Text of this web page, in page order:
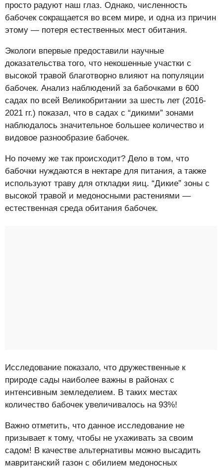
просто радуют наш глаз. Однако, численность
бабочек сокращается во всем мире, и одна из причин
этому — потеря естественных мест обитания.
Экологи впервые предоставили научные
доказательства того, что некошенные участки с
высокой травой благотворно влияют на популяции
бабочек. Анализ наблюдений за бабочками в 600
садах по всей Великобритании за шесть лет (2016-
2021 гг.) показал, что в садах с “дикими” зонами
наблюдалось значительное большее количество и
видовое разнообразие бабочек.
Но почему же так происходит? Дело в том, что
бабочки нуждаются в нектаре для питания, а также
используют траву для откладки яиц. “Дикие” зоны с
высокой травой и медоносными растениями —
естественная среда обитания бабочек.
Исследование показало, что дружественные к
природе сады наиболее важны в районах с
интенсивным земледелием. В таких местах
количество бабочек увеличивалось на 93%!
Важно отметить, что данное исследование не
призывает к тому, чтобы не ухаживать за своим
садом! В качестве альтернативы можно высадить
мавританский газон с обилием медоносных